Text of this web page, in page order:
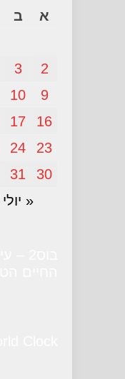
א ב
« יולי
2
3
9
10
16
17
23
24
30
31